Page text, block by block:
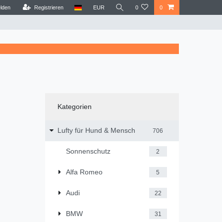
Registrieren EUR 0 0
Kategorien
Lufty für Hund & Mensch 706
Sonnenschutz 2
Alfa Romeo 5
Audi 22
BMW 31